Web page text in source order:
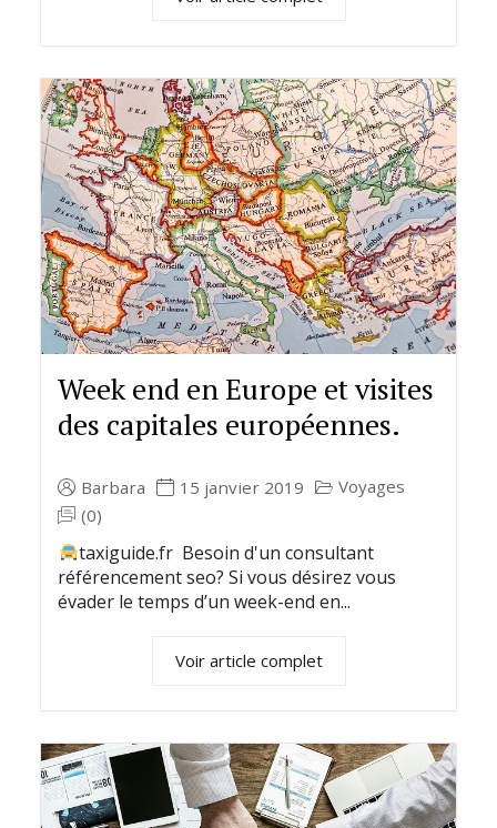
Week end en Europe et visites
des capitales européennes.
Barbara 15 janvier 2019
Voyages
(0)
taxiguide.fr Besoin d'un consultant
référencement seo? Si vous désirez vous
évader le temps d’un week-end en...
Voir article complet